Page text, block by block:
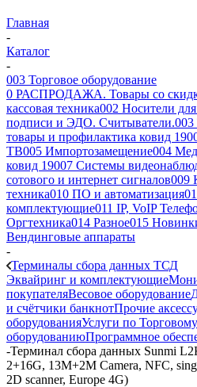
Главная
-
Каталог
-
003 Торговое оборудование
0 РАСПРОДАЖА. Товары со
кассовая техника002 Носители
подписи и ЭДО. Считыватели.003
товары и профилактика ковид 19
ТВ005 Импортозамещение004
ковид 19007 Системы
сотового и интернет сигналов009
техника010 ПО и автоматизация
комплектующие011 IP, VoIP
Оргтехника014 Разное015
Вендинговые аппараты
-
Терминалы сбора данных ТСД
Эквайринг и комплектующие
покупателяВесовое оборудование
и счётчики банкнотПрочие
оборудованияУслуги по Торговому
оборудованиюПрограммное
-Терминал сбора данных Sunmi
2+16G, 13M+2M Camera, NFC,
2D scanner, Europe 4G)